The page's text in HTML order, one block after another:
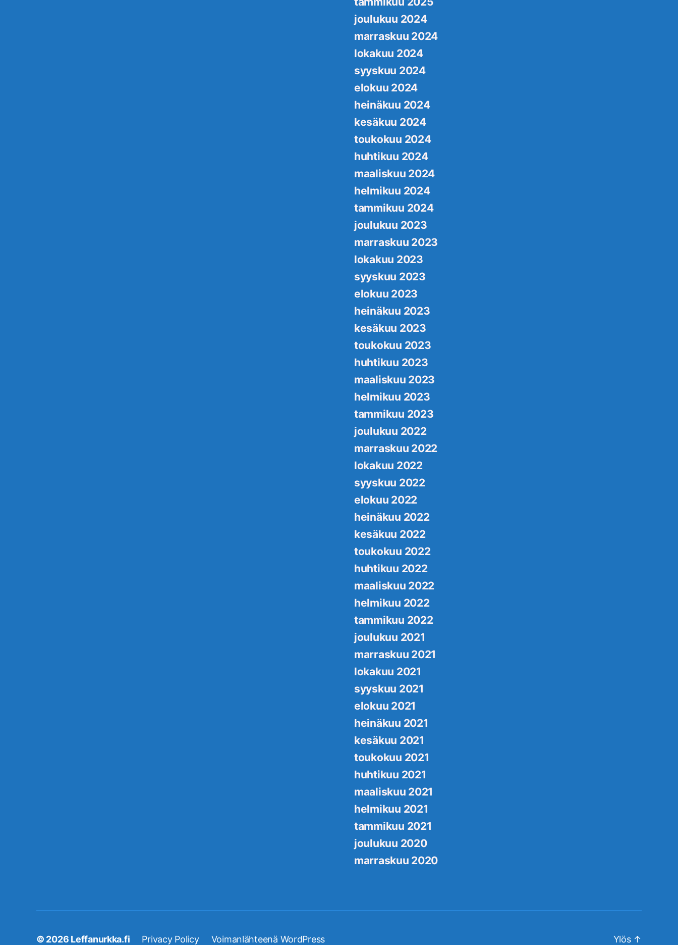
joulukuu 2024
marraskuu 2024
lokakuu 2024
syyskuu 2024
elokuu 2024
heinäkuu 2024
kesäkuu 2024
toukokuu 2024
huhtikuu 2024
maaliskuu 2024
helmikuu 2024
tammikuu 2024
joulukuu 2023
marraskuu 2023
lokakuu 2023
syyskuu 2023
elokuu 2023
heinäkuu 2023
kesäkuu 2023
toukokuu 2023
huhtikuu 2023
maaliskuu 2023
helmikuu 2023
tammikuu 2023
joulukuu 2022
marraskuu 2022
lokakuu 2022
syyskuu 2022
elokuu 2022
heinäkuu 2022
kesäkuu 2022
toukokuu 2022
huhtikuu 2022
maaliskuu 2022
helmikuu 2022
tammikuu 2022
joulukuu 2021
marraskuu 2021
lokakuu 2021
syyskuu 2021
elokuu 2021
heinäkuu 2021
kesäkuu 2021
toukokuu 2021
huhtikuu 2021
maaliskuu 2021
helmikuu 2021
tammikuu 2021
joulukuu 2020
marraskuu 2020
© 2026 Leffanurkka.fi Privacy Policy Voimanlähteenä WordPress Ylös ↑